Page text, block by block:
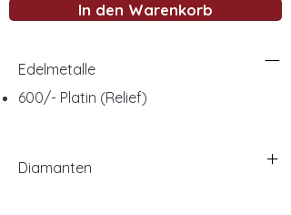
In den Warenkorb
Edelmetalle
600/- Platin (Relief)
Diamanten